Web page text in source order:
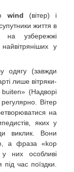
wind (вітер) і
життя в
на узбережжі
у
одягу (завжди
лише вітряки-
(Надворі
Вітер
на
яких у
виклик. Вони
а фраза «kop
у них особливі
час поїздки.